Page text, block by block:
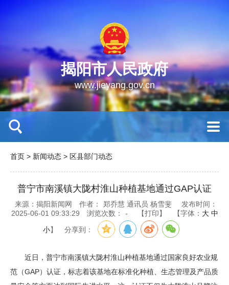
揭阳市人民政府
www.jieyang.gov.cn
首页 > 新闻动态 > 区县部门动态
普宁市南溪镇大陇村淮山种植基地通过GAP认证
来源：揭阳新闻网 作者： 郑乔慧 通讯员 杨雪斐
发布时间：
2025-06-01 09:33:29
浏览次数： - 【打印】 【字体： 大 中
小】 分享到：
近日，普宁市南溪镇大陇村淮山种植基地通过国家良好农业规
范（GAP）认证，标志着该基地在标准化种植、生态管理及产品质